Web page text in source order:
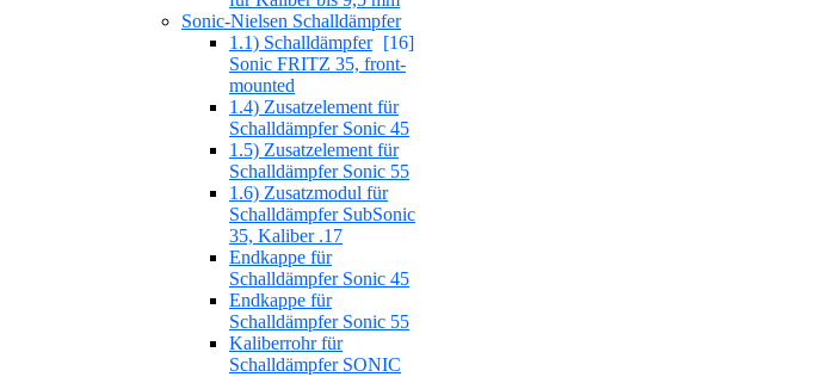
Sonic-Nielsen Schalldämpfer
[16]
1.1) Schalldämpfer
Sonic FRITZ 35, front-
mounted
1.4) Zusatzelement für
Schalldämpfer Sonic 45
1.5) Zusatzelement für
Schalldämpfer Sonic 55
1.6) Zusatzmodul für
Schalldämpfer SubSonic
35, Kaliber .17
Endkappe für
Schalldämpfer Sonic 45
Endkappe für
Schalldämpfer Sonic 55
Kaliberrohr für
Schalldämpfer SONIC